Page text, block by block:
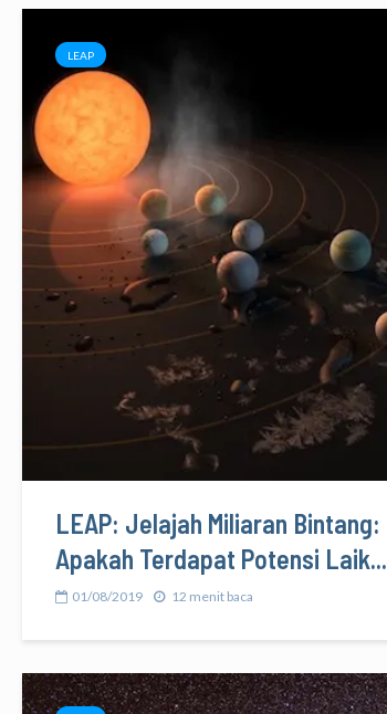
LEAP
LEAP: Jelajah Miliaran Bintang:
Apakah Terdapat Potensi Laik...
01/08/2019 12 menit baca